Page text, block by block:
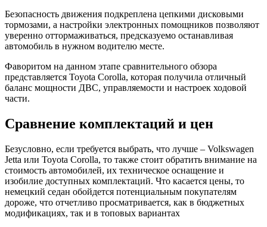
Безопасность движения подкреплена цепкими дисковыми
тормозами, а настройки электронных помощников позволяют
уверенно оттормаживаться, предсказуемо останавливая
автомобиль в нужном водителю месте.
Фаворитом на данном этапе сравнительного обзора
представляется Toyota Corolla, которая получила отличный
баланс мощности ДВС, управляемости и настроек ходовой
части.
Сравнение комплектаций и цен
Безусловно, если требуется выбрать, что лучше – Volkswagen
Jetta или Toyota Corolla, то также стоит обратить внимание на
стоимость автомобилей, их техническое оснащение и
изобилие доступных комплектаций. Что касается цены, то
немецкий седан обойдется потенциальным покупателям
дороже, что отчетливо просматривается, как в бюджетных
модификациях, так и в топовых вариантах